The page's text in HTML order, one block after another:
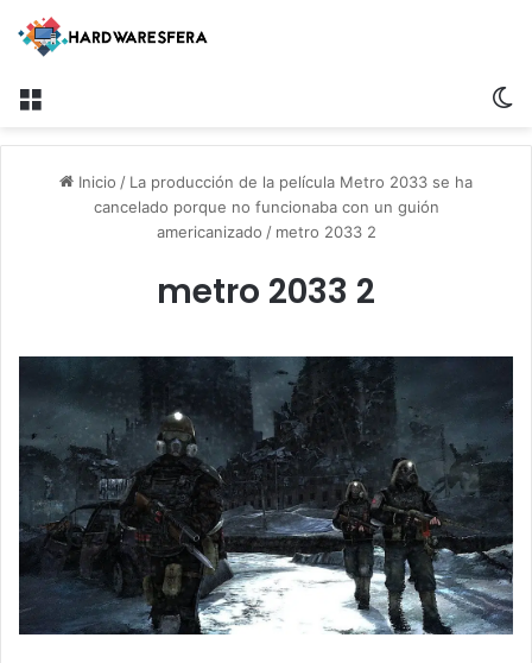
Inicio / La producción de la película Metro 2033 se ha
cancelado porque no funcionaba con un guión
americanizado / metro 2033 2
metro 2033 2